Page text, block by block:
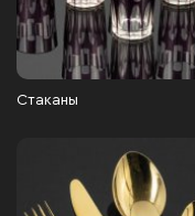
Стаканы